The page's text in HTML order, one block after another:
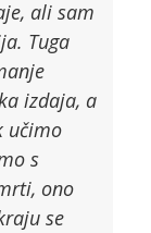
ali sam
Tuga
izdaja, a
učimo
s
ono
se